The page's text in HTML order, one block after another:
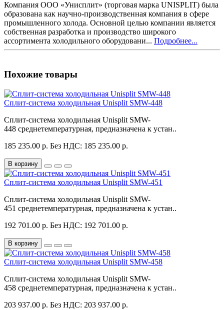
Компания ООО «Унисплит» (торговая марка UNISPLIT) была
образована как научно-производственная компания в сфере
промышленного холода. Основной целью компании является
собственная разработка и производство широкого
ассортимента холодильного оборудовани... Подробнее...
Похожие товары
Сплит-система холодильная Unisplit SMW-448
Сплит-система холодильная Unisplit SMW-
448 среднетемпературная, предназначена к устан..
185 235.00 р. Без НДС: 185 235.00 р.
В корзину
Сплит-система холодильная Unisplit SMW-451
Сплит-система холодильная Unisplit SMW-
451 среднетемпературная, предназначена к устан..
192 701.00 р. Без НДС: 192 701.00 р.
В корзину
Сплит-система холодильная Unisplit SMW-458
Сплит-система холодильная Unisplit SMW-
458 среднетемпературная, предназначена к устан..
203 937.00 р. Без НДС: 203 937.00 р.